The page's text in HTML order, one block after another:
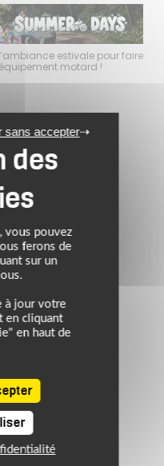
estivale pour faire
motard !
vous pouvez
ferons de
sur un
à jour votre
en cliquant
en haut de
sans accepter